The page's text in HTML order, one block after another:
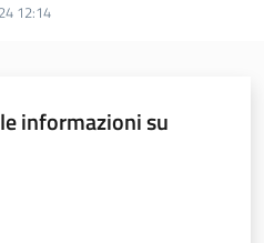
12:14
informazioni su